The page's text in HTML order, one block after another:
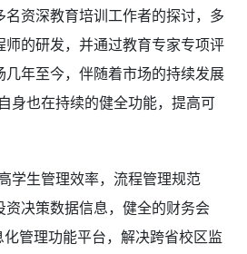
资深教育培训工作者的探讨，多
师的研发，并通过教育专家专项评
几年至今，伴随着市场的持续发展
身也在持续的健全功能，提高可
学生管理效率，流程管理规范
决策数据信息，健全的财务会
管理功能平台，解决跨省校区监